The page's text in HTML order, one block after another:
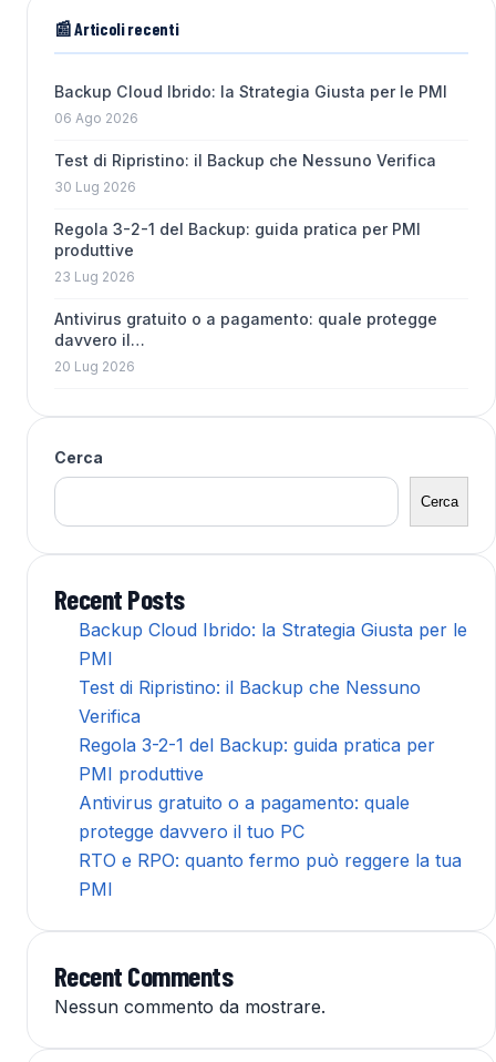
📰 Articoli recenti
Backup Cloud Ibrido: la Strategia Giusta per le PMI
06 Ago 2026
Test di Ripristino: il Backup che Nessuno Verifica
30 Lug 2026
Regola 3-2-1 del Backup: guida pratica per PMI
produttive
23 Lug 2026
Antivirus gratuito o a pagamento: quale protegge
davvero il…
20 Lug 2026
Cerca
Cerca
Recent Posts
Backup Cloud Ibrido: la Strategia Giusta per le
PMI
Test di Ripristino: il Backup che Nessuno
Verifica
Regola 3-2-1 del Backup: guida pratica per
PMI produttive
Antivirus gratuito o a pagamento: quale
protegge davvero il tuo PC
RTO e RPO: quanto fermo può reggere la tua
PMI
Recent Comments
Nessun commento da mostrare.